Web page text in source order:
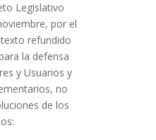
Legislativo
por el
refundido
la defensa
y Usuarios y
no
de los